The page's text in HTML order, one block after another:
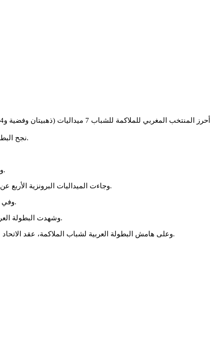
نجح البطل المغربي سليمان السمغولي في حصد الميدالية الذهبية لمنافسات وزن 57 كلغ بعد فوزه في المباراة النهائية على الملاكم الجزائري بوشقرة معتز.
ونال الملاكم المغربي منير والي الميدالية الفضية في منافسات وزن 51 كلغ بعد خسارته في المباراة النهائية أمام الملاكم الجزائري قايدي محمد فؤاد.
وجاءت الميداليات البرونزية الأربع عن طريق الملاكمين رحال المرابط في وزن 54 كلغ، ومنصف بن عبد الله في وزن 63 كلغ، وأحمد بدراني في وزن 71 كلغ، وعمر لنصري في وزن 92 كلغ.
وفي الترتيب العام، احتل المنتخب المغربي الرتبة الثالثة، بينما تصدر ترتيب البطولة المنتخب المصري برصيد 12 ميدالية (8 ذهبيات وفضيتان وبرونزيتان).
وشهدت البطولة العربية للشباب مشاركة 13 منتخبا، هي المغرب ومصر وسوريا والجزائر وتونس والأردن وفلسطين والإمارات والسعودية والبحرين وقطر والعراق واليمن.
وعلى هامش البطولة العربية لشباب الملاكمة، عقد الاتحاد العربي للملاكمة اجتماعا برئاسة يوسف بن علي الكاظم رئيس الاتحاد، تم خلاله اختيار المغربي مراد بسباسي رئيسا للجنة الأنشطة والبرامج بالاتحاد.